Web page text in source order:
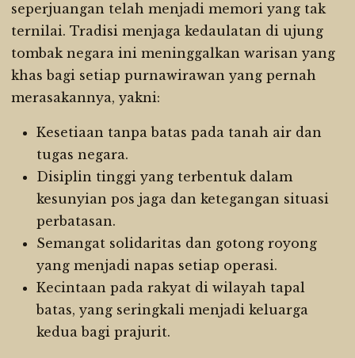
seperjuangan telah menjadi memori yang tak
ternilai. Tradisi menjaga kedaulatan di ujung
tombak negara ini meninggalkan warisan yang
khas bagi setiap purnawirawan yang pernah
merasakannya, yakni:
Kesetiaan tanpa batas pada tanah air dan
tugas negara.
Disiplin tinggi yang terbentuk dalam
kesunyian pos jaga dan ketegangan situasi
perbatasan.
Semangat solidaritas dan gotong royong
yang menjadi napas setiap operasi.
Kecintaan pada rakyat di wilayah tapal
batas, yang seringkali menjadi keluarga
kedua bagi prajurit.